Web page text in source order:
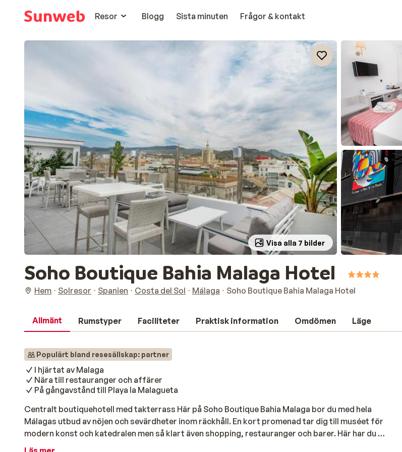
Resor
Blogg Sista minuten Frågor & kontakt
Visa alla 7 bilder
Soho Boutique Bahia Malaga Hotel
Hem Solresor Spanien Costa del Sol Málaga Soho Boutique Bahia Malaga Hotel
Allmänt Rumstyper Faciliteter Praktisk information Omdömen Läge
Populärt bland resesällskap: partner
I hjärtat av Malaga
Nära till restauranger och affärer
På gångavstånd till Playa la Malagueta
Centralt boutiquehotell med takterrass Här på Soho Boutique Bahia Malaga bor du med hela
Málagas utbud av nöjen och sevärdheter inom räckhåll. En kort promenad tar dig till muséet för
modern konst och katedralen men så klart även shopping, restauranger och barer. Här har du en
bra bas för att upptäcka Málaga, du är mitt i stadens centrum. Promenera till stranden Till